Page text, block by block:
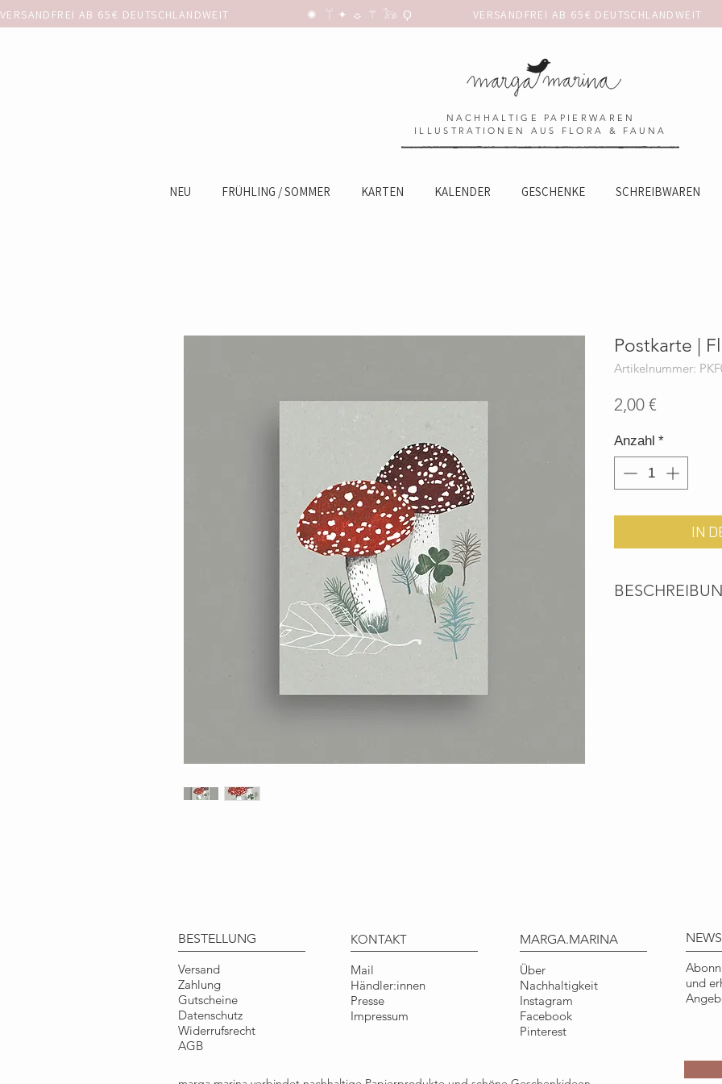
VERSANDFREI AB 65€ DEUTSCHLANDWEIT                      ✺  𓋼 ✦ ☼ ⚚ 𓃥 Ϙ
NACHHALTIGE PAPIERWAREN
ILLUSTRATIONEN AUS FLORA & FAUNA
NEU FRÜHLING / SOMMER KARTEN KALENDER GESCHENKE SCHREIBWAREN
Postkarte |
Artikelnummer:
2,00 €
Anzahl *
IN
Gebrauch.
BESTELLUNG
Versand
Zahlung
Gutscheine
Datenschutz
Widerrufsrecht
AGB
KONTAKT
Mail
Händler:innen
Presse
Impressum
MARGA.MARINA
Über
Nachhaltigkeit
Instagram
Facebook
Pinterest
und